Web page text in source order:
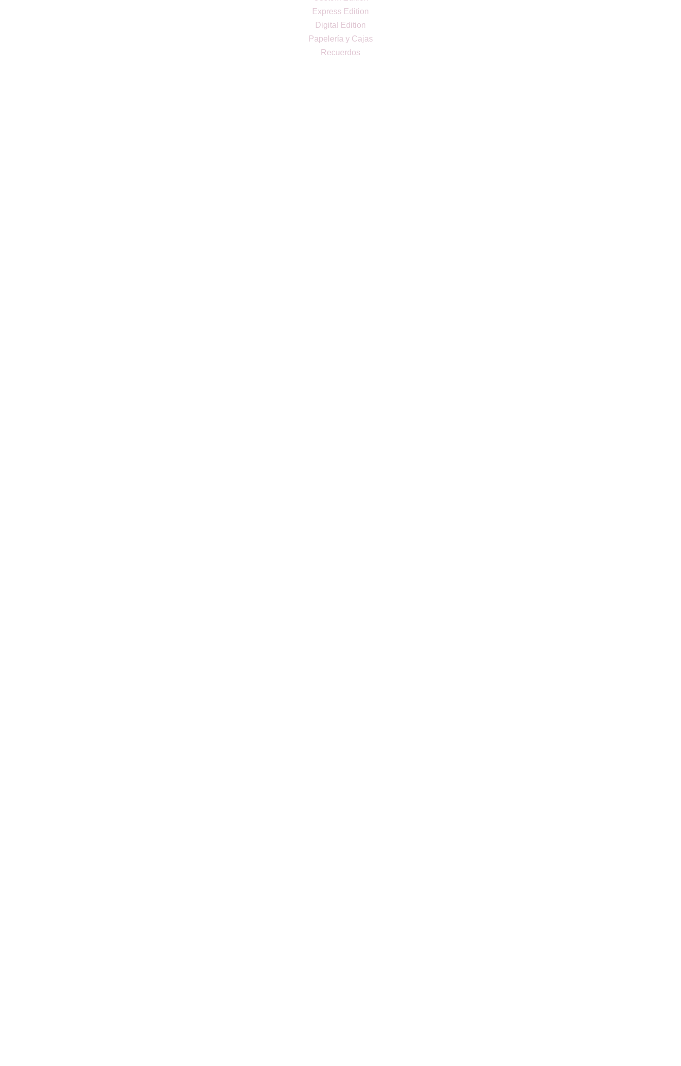
Express Edition
Digital Edition
Papelería y Cajas
Recuerdos